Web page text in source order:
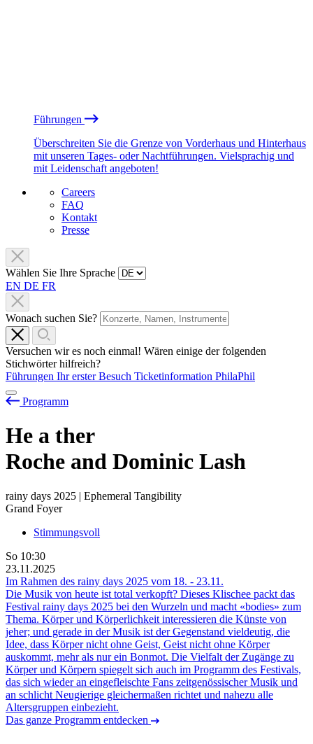
Führungen
Überschreiten Sie die Grenze von Vorderhaus und Hinterhaus
mit unseren Tages- oder Nachtführungen. Vielsprachig und
mit Leidenschaft angeboten!
Careers
FAQ
Kontakt
Presse
Wählen Sie Ihre Sprache
EN DE FR
Wonach suchen Sie?
Versuchen wir es noch einmal! Wären einige der folgenden
Stichwörter hilfreich?
Führungen Ihr erster Besuch Ticketinformation PhilaPhil
Programm
He a ther
Roche and Dominic Lash
rainy days 2025 | Ephemeral Tangibility
Grand Foyer
Stimmungsvoll
So 10:30
23.11.2025
Im Rahmen des rainy days 2025 vom 18. - 23.11.
Die Musik von heute ist total verkopft? Dieses Klischee packt das
Festival rainy days 2025 bei den Wurzeln und macht «bodies» zum
Thema. Körper und Körperlichkeit interessieren die Künste von
jeher; und gerade in der Musik ist der Gegenstand vieldeutig, die
Idee, dass Körper nicht ohne Geist, Geist nicht ohne Körper
auskommt, mehr als nur ein Bonmot. Die Vielfalt der Zugänge zu
Körper und Körpern spiegelt sich auch im Programm des Festivals,
das sich wieder an eingefleischte Fans zeitgenössischer Musik und
an schlicht Neugierige gleichermaßen richtet und nahezu alle
Altersgruppen einbezieht.
Das ganze Programm entdecken